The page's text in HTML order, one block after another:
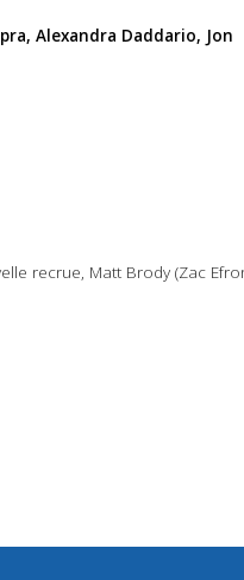
Alexandra Daddario, Jon
recrue, Matt Brody (Zac